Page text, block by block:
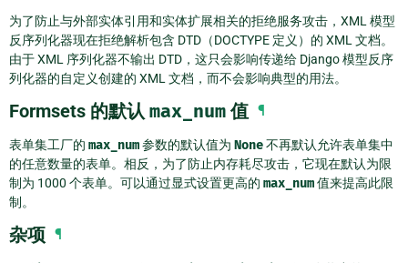
为了防止与外部实体引用和实体扩展相关的拒绝服务攻击，XML 模型
反序列化器现在拒绝解析包含 DTD（DOCTYPE 定义）的 XML 文档。
由于 XML 序列化器不输出 DTD，这只会影响传递给 Django 模型反序
列化器的自定义创建的 XML 文档，而不会影响典型的用法。
Formsets 的默认 max_num值 ¶
表单集工厂的 max_num参数的默认值为 None不再默认允许表单集中
的任意数量的表单。相反，为了防止内存耗尽攻击，它现在默认为限
制为 1000 个表单。可以通过显式设置更高的 max_num值来提高此限
制。
杂项 ¶